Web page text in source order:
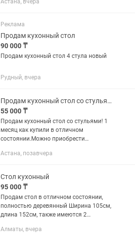
городу Астана доставка до подъезда
Астана, вчера
Реклама
Продам кухонный стол
90 000 ₸
Продам кухонный стол 4 стула новый
Рудный, вчера
Продам кухонный стол со стульями,почти новый.Можно по отдельности
55 000 ₸
Продам кухонный стол со стульями! 1
месяц как купили в отличном
состоянии.Можно приобрести
Астана, позавчера
Стол кухонный
95 000 ₸
Продам стол в отличном состоянии,
полностью деревянный Ширина 105см,
длина 152см, также имеются 2
длину 152см+82см=234см. Имеются
Алматы, вчера